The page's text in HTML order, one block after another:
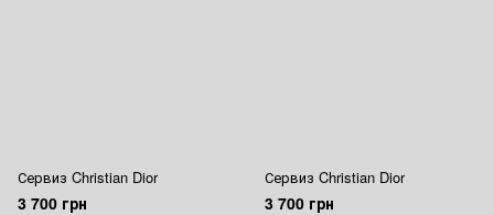
Сервиз Christian Dior
3 700 грн
Сервиз Christian Dior
3 700 грн